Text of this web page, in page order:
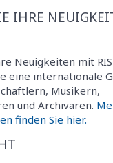
IHRE
Neuigkeiten mit
eine internationale
Musikern,
und Archivaren.
finden Sie hier.